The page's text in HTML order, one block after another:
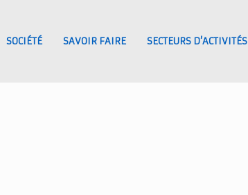
SOCIÉTÉ SAVOIR FAIRE SECTEURS D’ACTIVITÉS